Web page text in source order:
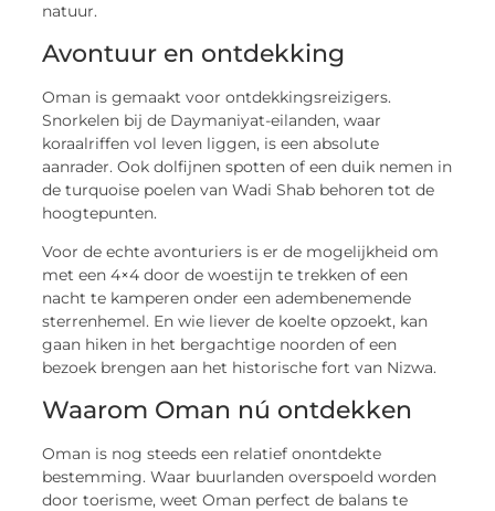
natuur.
Avontuur en ontdekking
Oman is gemaakt voor ontdekkingsreizigers.
Snorkelen bij de Daymaniyat-eilanden, waar
koraalriffen vol leven liggen, is een absolute
aanrader. Ook dolfijnen spotten of een duik nemen in
de turquoise poelen van Wadi Shab behoren tot de
hoogtepunten.
Voor de echte avonturiers is er de mogelijkheid om
met een 4×4 door de woestijn te trekken of een
nacht te kamperen onder een adembenemende
sterrenhemel. En wie liever de koelte opzoekt, kan
gaan hiken in het bergachtige noorden of een
bezoek brengen aan het historische fort van Nizwa.
Waarom Oman nú ontdekken
Oman is nog steeds een relatief onontdekte
bestemming. Waar buurlanden overspoeld worden
door toerisme, weet Oman perfect de balans te